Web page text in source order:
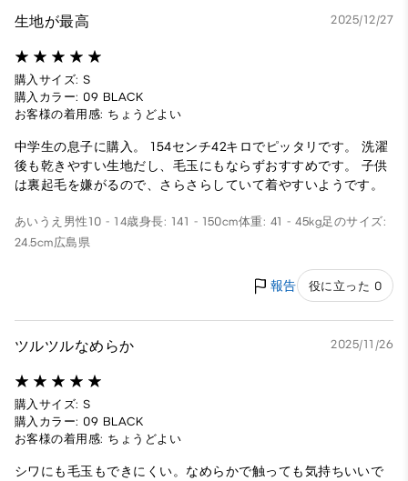
生地が最高 2025/12/27
購入サイズ: S
購入カラー: 09 BLACK
お客様の着用感: ちょうどよい
中学生の息子に購入。 154センチ42キロでピッタリです。 洗濯
後も乾きやすい生地だし、毛玉にもならずおすすめです。 子供
は裏起毛を嫌がるので、さらさらしていて着やすいようです。
あいうえ 男性 10 - 14歳身長: 141 - 150cm体重: 41 - 45kg足のサイズ:
24.5cm広島県
報告 役に立った 0
ツルツルなめらか 2025/11/26
購入サイズ: S
購入カラー: 09 BLACK
お客様の着用感: ちょうどよい
シワにも毛玉もできにくい。なめらかで触っても気持ちいいで